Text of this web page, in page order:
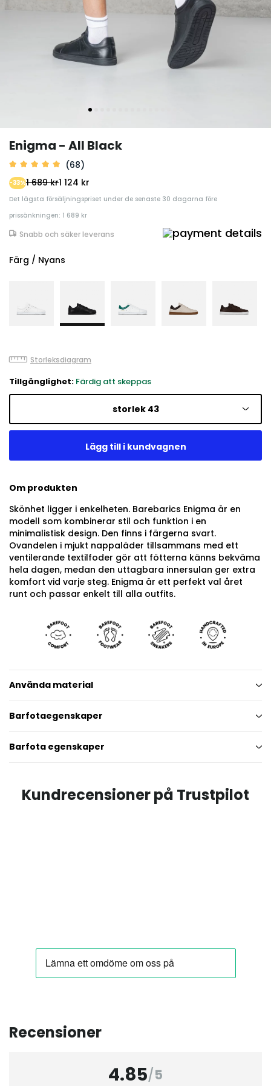
Enigma - All Black
(68)
1 124 kr
-33%1 689 kr
Det lägsta försäljningspriset under de senaste 30 dagarna före
prissänkningen: 1 689 kr
Snabb och säker leverans
Färg / Nyans
Storleksdiagram
Tillgänglighet: Färdig att skeppas
storlek 43
Om produkten
Skönhet ligger i enkelheten. Barebarics Enigma är en
modell som kombinerar stil och funktion i en
minimalistisk design. Den finns i färgerna svart.
Ovandelen i mjukt nappaläder tillsammans med ett
ventilerande textilfoder gör att fötterna känns bekväma
hela dagen, medan den uttagbara innersulan ger extra
komfort vid varje steg. Enigma är ett perfekt val året
runt och passar enkelt till alla outfits.
Använda material
Barfotaegenskaper
Barfota egenskaper
Kundrecensioner på Trustpilot
Recensioner
4.85/5